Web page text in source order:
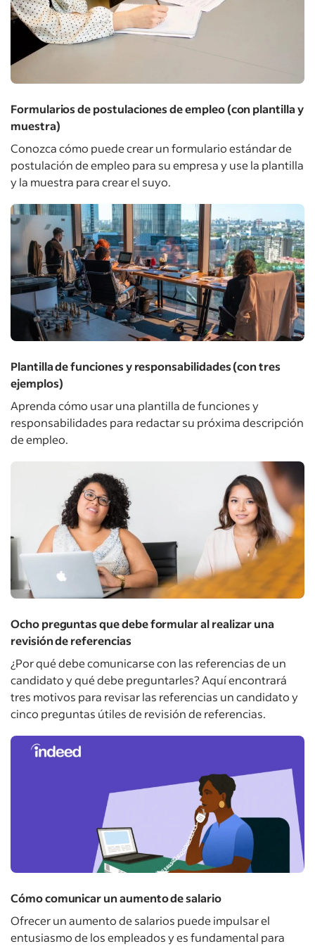
Formularios de postulaciones de empleo (con plantilla y
muestra)
Conozca cómo puede crear un formulario estándar de
postulación de empleo para su empresa y use la plantilla
y la muestra para crear el suyo.
Plantilla de funciones y responsabilidades (con tres
ejemplos)
Aprenda cómo usar una plantilla de funciones y
responsabilidades para redactar su próxima descripción
de empleo.
Ocho preguntas que debe formular al realizar una
revisión de referencias
¿Por qué debe comunicarse con las referencias de un
candidato y qué debe preguntarles? Aquí encontrará
tres motivos para revisar las referencias un candidato y
cinco preguntas útiles de revisión de referencias.
Cómo comunicar un aumento de salario
Ofrecer un aumento de salarios puede impulsar el
entusiasmo de los empleados y es fundamental para